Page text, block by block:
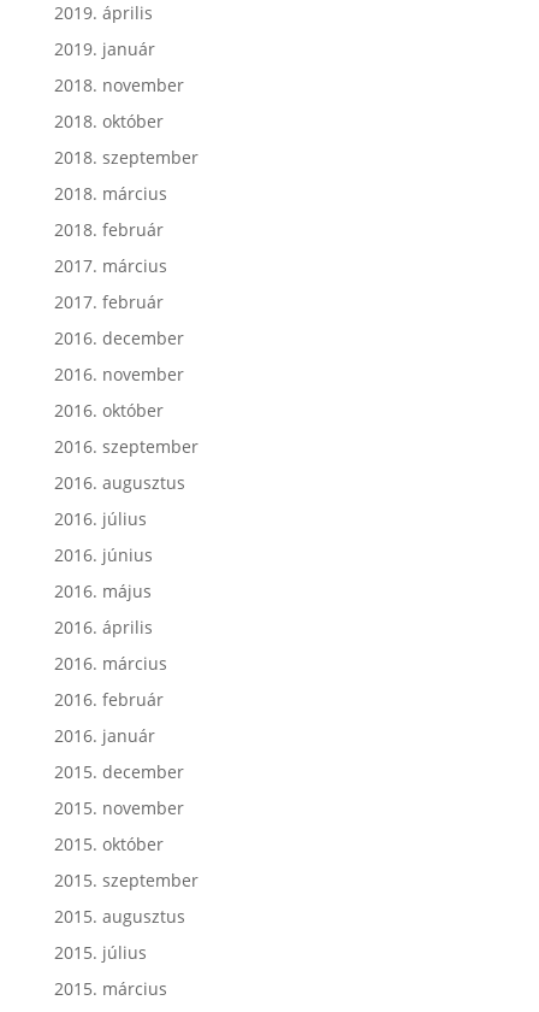
2019. április
2019. január
2018. november
2018. október
2018. szeptember
2018. március
2018. február
2017. március
2017. február
2016. december
2016. november
2016. október
2016. szeptember
2016. augusztus
2016. július
2016. június
2016. május
2016. április
2016. március
2016. február
2016. január
2015. december
2015. november
2015. október
2015. szeptember
2015. augusztus
2015. július
2015. március